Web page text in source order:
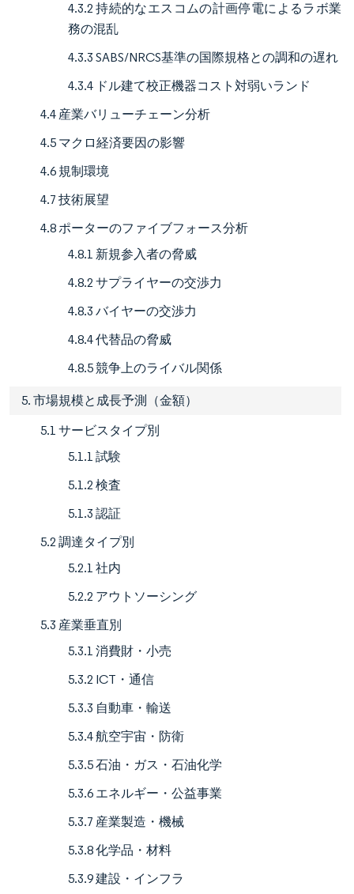
4.3.2 持続的なエスコムの計画停電によるラボ業
務の混乱
4.3.3 SABS/NRCS基準の国際規格との調和の遅れ
4.3.4 ドル建て校正機器コスト対弱いランド
4.4 産業バリューチェーン分析
4.5 マクロ経済要因の影響
4.6 規制環境
4.7 技術展望
4.8 ポーターのファイブフォース分析
4.8.1 新規参入者の脅威
4.8.2 サプライヤーの交渉力
4.8.3 バイヤーの交渉力
4.8.4 代替品の脅威
4.8.5 競争上のライバル関係
5. 市場規模と成長予測（金額）
5.1 サービスタイプ別
5.1.1 試験
5.1.2 検査
5.1.3 認証
5.2 調達タイプ別
5.2.1 社内
5.2.2 アウトソーシング
5.3 産業垂直別
5.3.1 消費財・小売
5.3.2 ICT・通信
5.3.3 自動車・輸送
5.3.4 航空宇宙・防衛
5.3.5 石油・ガス・石油化学
5.3.6 エネルギー・公益事業
5.3.7 産業製造・機械
5.3.8 化学品・材料
5.3.9 建設・インフラ